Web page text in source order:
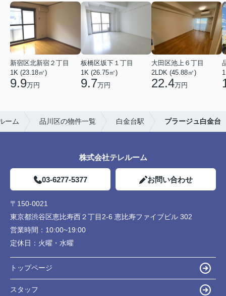
新宿区北新宿２丁目
1K (23.18㎡)
9.9万円
板橋区坂下１丁目
1K (26.75㎡)
9.7万円
大田区池上６丁目
2LDK (45.88㎡)
22.4万円
ーム 品川区の物件一覧 白金台駅 プラージュ白金台
株式会社テレルーム
03-6277-5377 お問い合わせ
〒150-0021
東京都渋谷区恵比寿西２丁目2-6 恵比寿ファイブビル 302
営業時間： 10:00~19:00
定休日： 火曜・水曜
トップページ
スタッフ